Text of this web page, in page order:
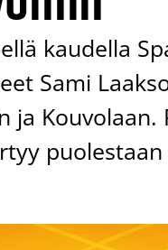
kaudella
Sami
ja